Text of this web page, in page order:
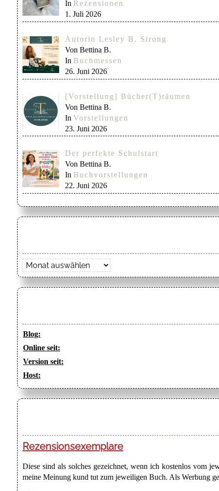
In Rezensionen
1. Juli 2026
Autorin Lesley B. Strong
Von Bettina B.
In Buchmessen
26. Juni 2026
[Vorstellung] Bücher(T)räumen
Von Bettina B.
In Vorstellungen
23. Juni 2026
Der perfekte Schulstart
Von Bettina B.
In Buchvorstellungen
22. Juni 2026
Archiv
Blog:
Online seit:
Version seit:
Host:
Rezensionsexemplare
Diese sind als solches gezeichnet, wenn ich kostenlos vom
meine Meinung kund tut zum jeweiligen Buch. Als Werbung